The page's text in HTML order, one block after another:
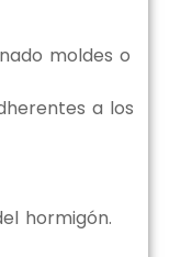
moldes o
a los
hormigón.